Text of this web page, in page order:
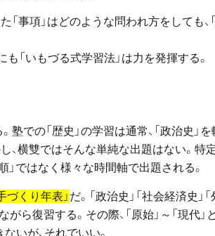
事項」はどのような問われ方をしても、
も「いもづる式学習法」は力を発揮する。
塾での「歴史」の学習は通常、「政治史」
し、横雙ではそんな単純な出題はない。特
」ではなく様々な時間軸で出題される。
づくり年表」 だ。「政治史」「社会経済史」
がら復習する。その際、「原始」～「現代
いが、それでいい。